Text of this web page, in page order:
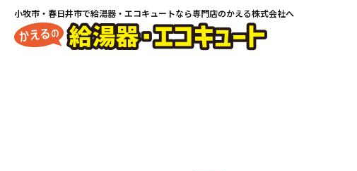
小牧市・春日井市で給湯器・エコキュートなら専門店のかえる株式会社へ